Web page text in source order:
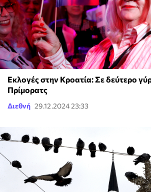
Εκλογές στην Κροατία: Σε δεύτερο
Πρίμορατς
Διεθνή 29.12.2024 23:33